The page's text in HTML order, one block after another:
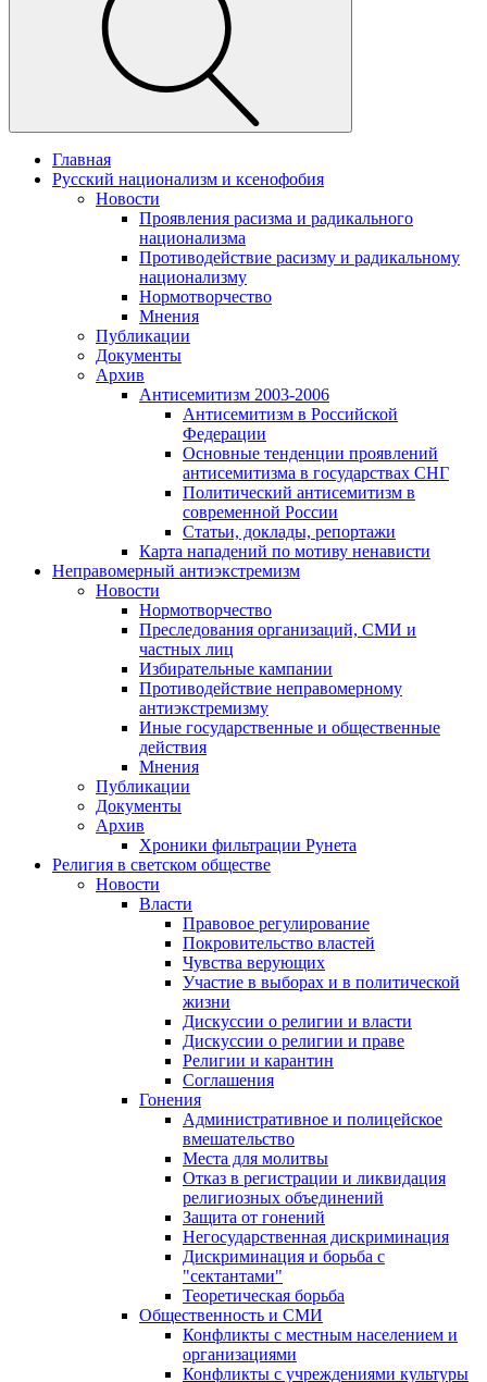
Главная
Русский национализм и ксенофобия
Новости
Проявления расизма и радикального
национализма
Противодействие расизму и радикальному
национализму
Нормотворчество
Мнения
Публикации
Документы
Архив
Антисемитизм 2003-2006
Антисемитизм в Российской
Федерации
Основные тенденции проявлений
антисемитизма в государствах СНГ
Политический антисемитизм в
современной России
Статьи, доклады, репортажи
Карта нападений по мотиву ненависти
Неправомерный антиэкстремизм
Новости
Нормотворчество
Преследования организаций, СМИ и
частных лиц
Избирательные кампании
Противодействие неправомерному
антиэкстремизму
Иные государственные и общественные
действия
Мнения
Публикации
Документы
Архив
Хроники фильтрации Рунета
Религия в светском обществе
Новости
Власти
Правовое регулирование
Покровительство властей
Чувства верующих
Участие в выборах и в политической
жизни
Дискуссии о религии и власти
Дискуссии о религии и праве
Религии и карантин
Соглашения
Гонения
Административное и полицейское
вмешательство
Места для молитвы
Отказ в регистрации и ликвидация
религиозных объединений
Защита от гонений
Негосударственная дискриминация
Дискриминация и борьба с
"сектантами"
Теоретическая борьба
Общественность и СМИ
Конфликты с местным населением и
организациями
Конфликты с учреждениями культуры